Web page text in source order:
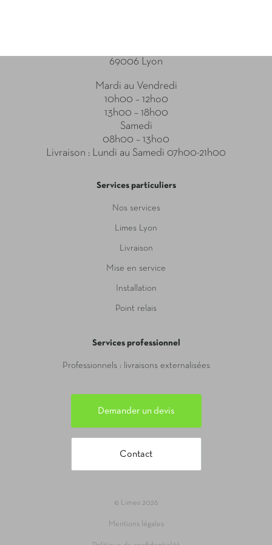
69006 Lyon
Mardi au Vendredi
10h00 – 12ho0
13h00 – 18h00
Samedi
08h00 – 13ho0
Livraison : Lundi au Samedi 07h00-21h00
Services particuliers
Nos services
Limes Lyon
Livraison
Mise en service
Installation
Point relais
Services professionnel
Professionnels : livraisons externalisées
Demander un devis
Contact
© Limes 2026
Mentions légales